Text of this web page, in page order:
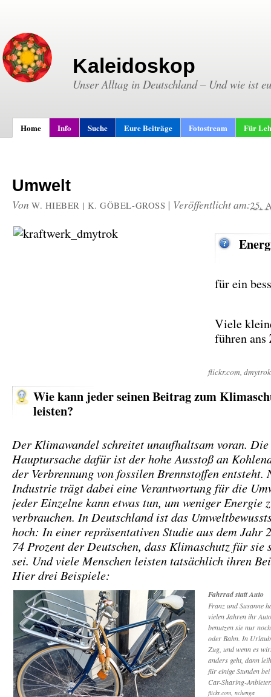
Kaleidoskop
Unser Alltag in Deutschland – Und wie ist
Home Info Suche Eure Beiträge Fotostream Für
Umwelt
Von W. HIEBER | K. GÖBEL-GROSS | Veröffentlicht am:25.
für ein
Viele
führen
flickr.com, dmytrok
Wie kann jeder seinen Beitrag zum
leisten?
Der Klimawandel schreitet unaufhaltsam voran. Die
Hauptursache dafür ist der hohe Ausstoß an
der Verbrennung von fossilen Brennstoffen entsteht.
Industrie trägt dabei eine Verantwortung für die
jeder Einzelne kann etwas tun, um weniger Energie
verbrauchen. In Deutschland ist das
hoch: In einer repräsentativen Studie aus dem Jahr
74 Prozent der Deutschen, dass Klimaschutz für sie
sei. Und viele Menschen leisten tatsächlich ihren
Hier drei Beispiele:
Fahrrad statt Auto
Franz und Susanne
vielen Jahren ihr
benutzen sie nur
oder Bahn. In
Zug, und wenn es
anders geht, dann
für einige Stunden
Car-Sharing-
flickr.com, nchenga